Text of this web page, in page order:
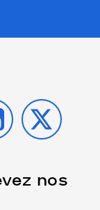
X
nos